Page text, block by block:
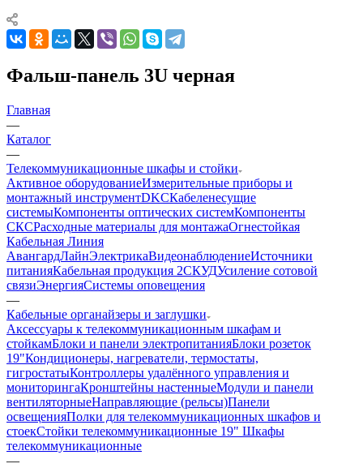
Фальш-панель 3U черная
Главная
—
Каталог
—
Телекоммуникационные шкафы и стойки
Активное оборудованиеИзмерительные приборы и
монтажный инструментDKCКабеленесущие
системыКомпоненты оптических системКомпоненты
СКСРасходные материалы для монтажаОгнестойкая
Кабельная Линия
АвангардЛайнЭлектрикаВидеонаблюдениеИсточники
питанияКабельная продукция 2СКУДУсиление сотовой
связиЭнергияСистемы оповещения
—
Кабельные органайзеры и заглушки
Аксессуары к телекоммуникационным шкафам и
стойкамБлоки и панели электропитанияБлоки розеток
19"Кондиционеры, нагреватели, термостаты,
гигростатыКонтроллеры удалённого управления и
мониторингаКронштейны настенныеМодули и панели
вентиляторныеНаправляющие (рельсы)Панели
освещенияПолки для телекоммуникационных шкафов и
стоекСтойки телекоммуникационные 19" Шкафы
телекоммуникационные
—